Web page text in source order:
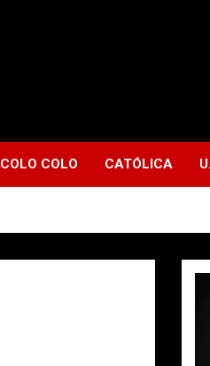
COLO COLO CATÓLICA